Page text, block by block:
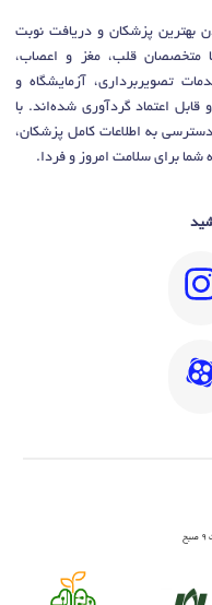
بهترین پزشکان و دریافت نوبت
متخصصان قلب، مغز و اعصاب،
تصویربرداری، آزمایشگاه و
اعتماد گردآوری شده‌اند. با
به اطلاعات کامل پزشکان،
شما برای سلامت امروز و فردا.